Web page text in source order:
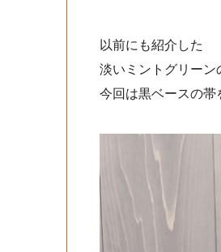
以前にも紹介した
淡いミントグリーン
今回は黒ベースの帯